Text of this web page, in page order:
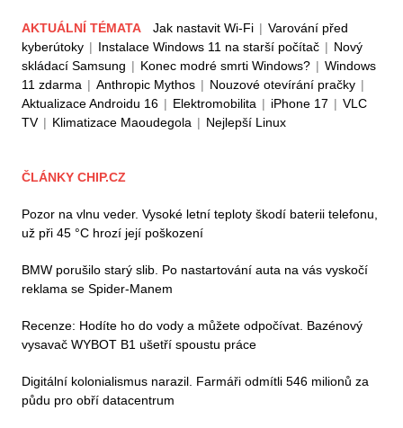
AKTUÁLNÍ TÉMATA Jak nastavit Wi-Fi | Varování před
kyberútoky | Instalace Windows 11 na starší počítač | Nový
skládací Samsung | Konec modré smrti Windows? | Windows
11 zdarma | Anthropic Mythos | Nouzové otevírání pračky |
Aktualizace Androidu 16 | Elektromobilita | iPhone 17 | VLC
TV | Klimatizace Maoudegola | Nejlepší Linux
ČLÁNKY CHIP.CZ
Pozor na vlnu veder. Vysoké letní teploty škodí baterii telefonu,
už při 45 °C hrozí její poškození
BMW porušilo starý slib. Po nastartování auta na vás vyskočí
reklama se Spider-Manem
Recenze: Hodíte ho do vody a můžete odpočívat. Bazénový
vysavač WYBOT B1 ušetří spoustu práce
Digitální kolonialismus narazil. Farmáři odmítli 546 milionů za
půdu pro obří datacentrum